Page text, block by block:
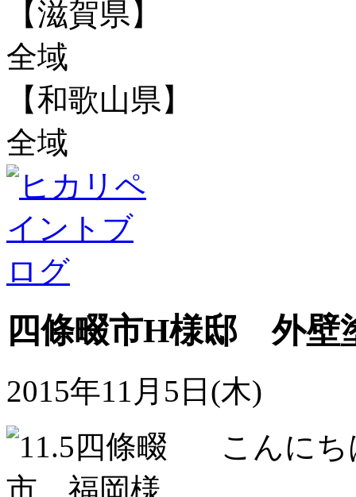
【滋賀県】
全域
【和歌山県】
全域
四條畷市H様邸 外壁
2015年11月5日(木)
こんに